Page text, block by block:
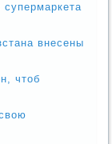
внесены
чтоб